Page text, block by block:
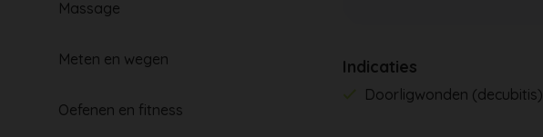
Massage
Meten en wegen
Oefenen en fitness
Indicaties
Doorligwonden (decubitis)